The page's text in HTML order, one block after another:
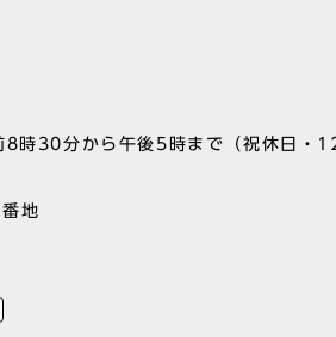
8時30分から午後5時まで（祝休日・
地